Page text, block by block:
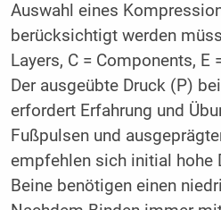
Auswahl eines
berücksichtigt werden
Layers, C = Components, E
Der ausgeübte Druck (P)
erfordert Erfahrung und
Fußpulsen und
empfehlen sich initial hohe
Beine benötigen einen